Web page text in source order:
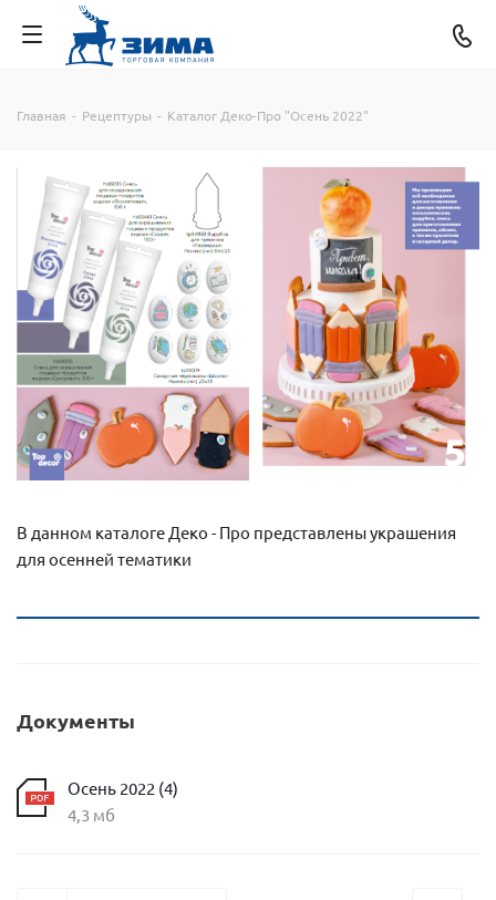
Главная - Рецептуры - Каталог Деко-Про "Осень 2022"
В данном каталоге Деко - Про представлены украшения
для осенней тематики
Документы
Осень 2022 (4)
4,3 мб